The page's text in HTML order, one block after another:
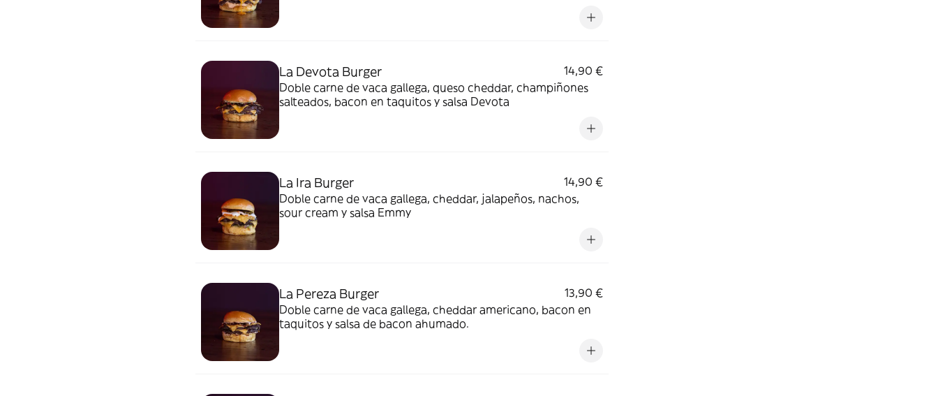
La Devota Burger
14,90 €
Doble carne de vaca gallega, queso cheddar, champiñones
salteados, bacon en taquitos y salsa Devota
La Ira Burger
14,90 €
Doble carne de vaca gallega, cheddar, jalapeños, nachos,
sour cream y salsa Emmy
La Pereza Burger
13,90 €
Doble carne de vaca gallega, cheddar americano, bacon en
taquitos y salsa de bacon ahumado.